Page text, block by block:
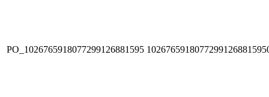
PO_1026765918077299126881595